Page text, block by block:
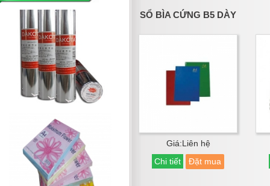
Các Loại Khác
Nón BHLĐ
SỔ BÌA CỨNG B5 DÀY
Giá:Liên hệ
Chi tiết
Đặt mua